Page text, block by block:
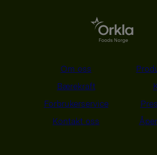
Om oss
Bærekraft
Forbrukerservice
Kontakt oss